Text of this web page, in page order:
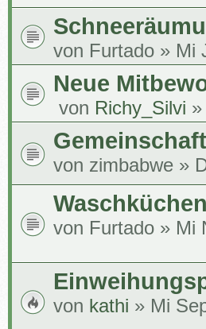
von Furtado » Mi
Neue
von Richy_Silvi
von zimbabwe »
von Furtado » Mi
von kathi » Mi